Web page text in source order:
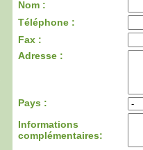
Nom :
Téléphone :
Fax :
Adresse :
Pays :
Informations
complémentaires: